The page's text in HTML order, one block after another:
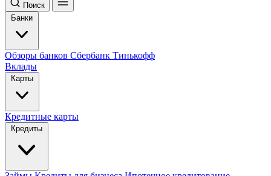
Поиск
Банки
Обзоры банков Сбербанк Тинькофф
Вклады
Карты
Кредитные карты
Кредиты